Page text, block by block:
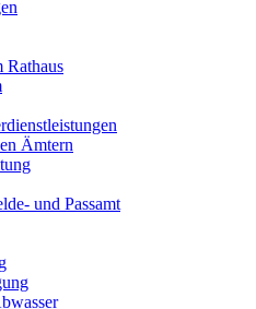
Rathaus
Ämtern
und Passamt